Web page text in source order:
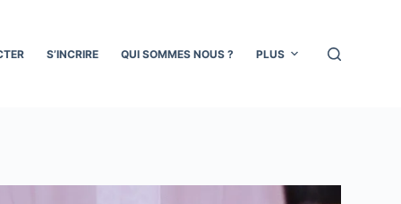
S’INCRIRE QUI SOMMES NOUS ? PLUS